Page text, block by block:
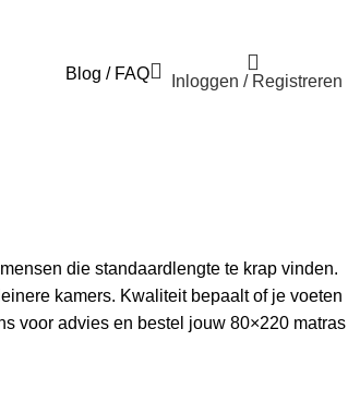
Blog / FAQ
Inloggen / Registreren
die standaardlengte te krap vinden.
kamers. Kwaliteit bepaalt of je voeten
voor advies en bestel jouw 80×220 matras